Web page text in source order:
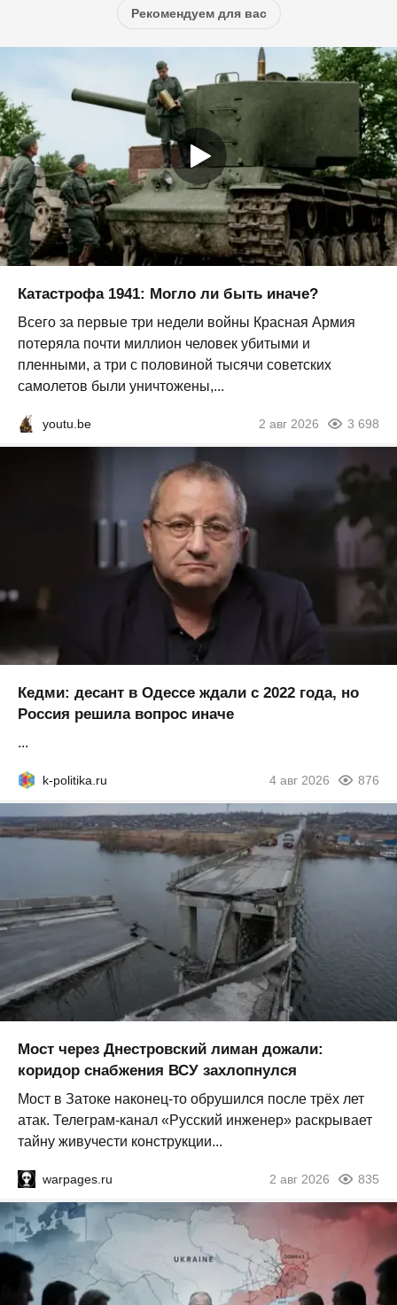
Рекомендуем для вас
Катастрофа 1941: Могло ли быть иначе?
Всего за первые три недели войны Красная Армия
потеряла почти миллион человек убитыми и
пленными, а три с половиной тысячи советских
самолетов были уничтожены,...
youtu.be 2 авг 2026 3 698
Кедми: десант в Одессе ждали с 2022 года, но
Россия решила вопрос иначе
...
k-politika.ru 4 авг 2026 876
Мост через Днестровский лиман дожали:
коридор снабжения ВСУ захлопнулся
Мост в Затоке наконец-то обрушился после трёх лет
атак. Телеграм-канал «Русский инженер» раскрывает
тайну живучести конструкции...
warpages.ru 2 авг 2026 835